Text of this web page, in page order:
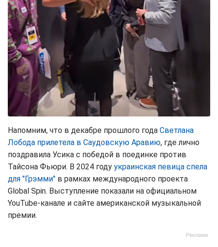
Напомним, что в декабре прошлого года Светлана
Лобода прилетела в Саудовскую Аравию, где лично
поздравила Усика с победой в поединке против
Тайсона Фьюри. В 2024 году украинская певица спела
для "Грэмми" в рамках международного проекта
Global Spin. Выступление показали на официальном
YouTube-канале и сайте американской музыкальной
премии.